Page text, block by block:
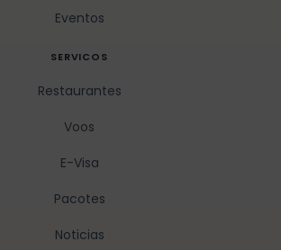
Eventos
SERVICOS
Restaurantes
Voos
E-Visa
Pacotes
Noticias